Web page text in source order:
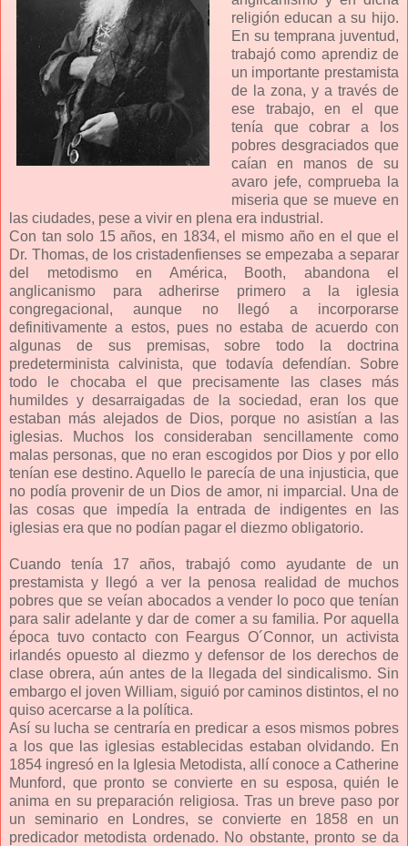
religión educan a su hijo.
En su temprana juventud,
trabajó como aprendiz de
un importante prestamista
de la zona, y a través de
ese trabajo, en el que
tenía que cobrar a los
pobres desgraciados que
caían en manos de su
avaro jefe, comprueba la
miseria que se mueve en
las ciudades, pese a vivir en plena era industrial.
Con tan solo 15 años, en 1834, el mismo año en el que el
Dr. Thomas, de los cristadenfienses se empezaba a separar
del metodismo en América, Booth, abandona el
anglicanismo para adherirse primero a la iglesia
congregacional, aunque no llegó a incorporarse
definitivamente a estos, pues no estaba de acuerdo con
algunas de sus premisas, sobre todo la doctrina
predeterminista calvinista, que todavía defendían. Sobre
todo le chocaba el que precisamente las clases más
humildes y desarraigadas de la sociedad, eran los que
estaban más alejados de Dios, porque no asistían a las
iglesias. Muchos los consideraban sencillamente como
malas personas, que no eran escogidos por Dios y por ello
tenían ese destino. Aquello le parecía de una injusticia, que
no podía provenir de un Dios de amor, ni imparcial. Una de
las cosas que impedía la entrada de indigentes en las
iglesias era que no podían pagar el diezmo obligatorio.
Cuando tenía 17 años, trabajó como ayudante de un
prestamista y llegó a ver la penosa realidad de muchos
pobres que se veían abocados a vender lo poco que tenían
para salir adelante y dar de comer a su familia. Por aquella
época tuvo contacto con Feargus O´Connor, un activista
irlandés opuesto al diezmo y defensor de los derechos de
clase obrera, aún antes de la llegada del sindicalismo. Sin
embargo el joven William, siguió por caminos distintos, el no
quiso acercarse a la política.
Así su lucha se centraría en predicar a esos mismos pobres
a los que las iglesias establecidas estaban olvidando. En
1854 ingresó en la Iglesia Metodista, allí conoce a Catherine
Munford, que pronto se convierte en su esposa, quién le
anima en su preparación religiosa. Tras un breve paso por
un seminario en Londres, se convierte en 1858 en un
predicador metodista ordenado. No obstante, pronto se da